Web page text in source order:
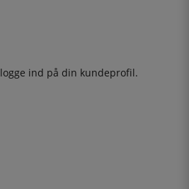
logge ind på din kundeprofil.